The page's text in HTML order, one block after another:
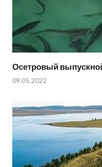
Осетровый
09.05.2022